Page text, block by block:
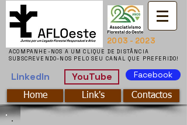
2003 - 2023
ACOMPANHE-NOS A UM CLIQUE DE DISTÂNCIA
SUBSCREVENDO-NOS PELO SEU CANAL QUE PREFERIDO!
ACOMPANHE-NOS A UM CLIQUE DE DISTÂNCIA
SUBSCREVENDO-NOS PELO SEU CANAL QUE PREFERIDO!
LinkedIn YouTube Facebook
Home Link's Contactos